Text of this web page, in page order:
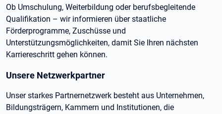
Ob Umschulung, Weiterbildung oder berufsbegleitende
Qualifikation – wir informieren über staatliche
Förderprogramme, Zuschüsse und
Unterstützungsmöglichkeiten, damit Sie Ihren nächsten
Karriereschritt gehen können.
Unsere Netzwerkpartner
Unser starkes Partnernetzwerk besteht aus Unternehmen,
Bildungsträgern, Kammern und Institutionen, die